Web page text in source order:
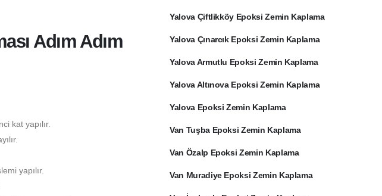
Adım Adım
kat yapılır.
yapılır.
Yalova Çiftlikköy Epoksi Zemin Kaplama
Yalova Çınarcık Epoksi Zemin Kaplama
Yalova Armutlu Epoksi Zemin Kaplama
Yalova Altınova Epoksi Zemin Kaplama
Yalova Epoksi Zemin Kaplama
Van Tuşba Epoksi Zemin Kaplama
Van Özalp Epoksi Zemin Kaplama
Van Muradiye Epoksi Zemin Kaplama